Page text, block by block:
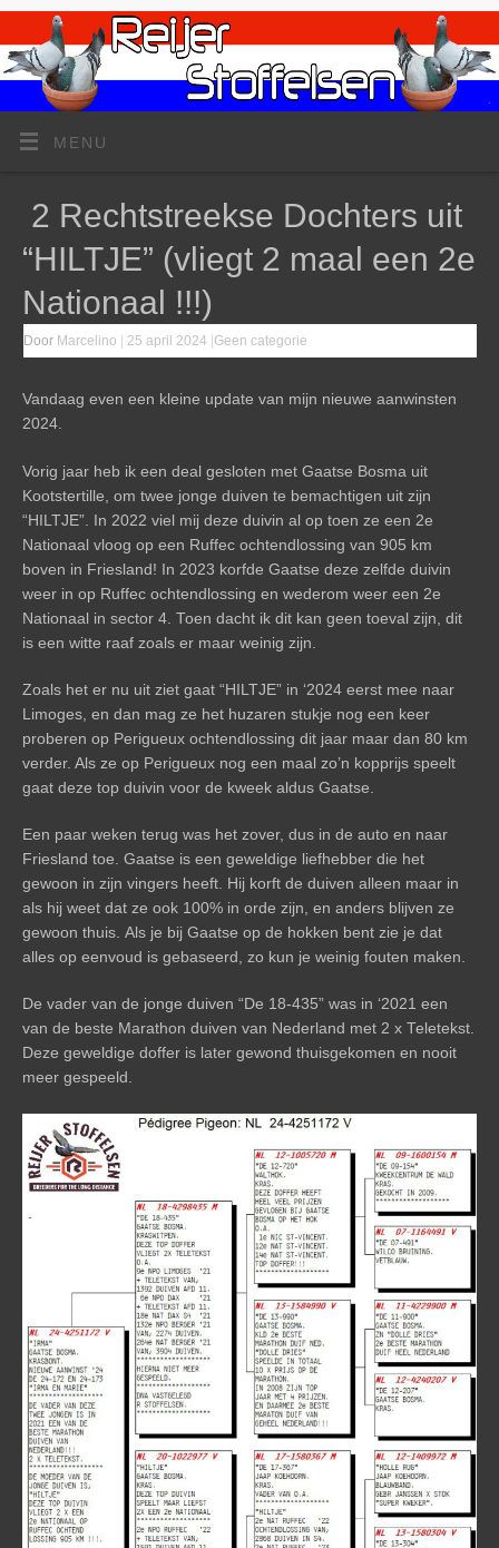
MENU
2 Rechtstreekse Dochters uit
“HILTJE” (vliegt 2 maal een 2e
Nationaal !!!)
Door Marcelino 25 april 2024 Geen categorie
Vandaag even een kleine update van mijn nieuwe aanwinsten
2024.
Vorig jaar heb ik een deal gesloten met Gaatse Bosma uit
Kootstertille, om twee jonge duiven te bemachtigen uit zijn
“HILTJE”. In 2022 viel mij deze duivin al op toen ze een 2e
Nationaal vloog op een Ruffec ochtendlossing van 905 km
boven in Friesland! In 2023 korfde Gaatse deze zelfde duivin
weer in op Ruffec ochtendlossing en wederom weer een 2e
Nationaal in sector 4. Toen dacht ik dit kan geen toeval zijn, dit
is een witte raaf zoals er maar weinig zijn.
Zoals het er nu uit ziet gaat “HILTJE” in ‘2024 eerst mee naar
Limoges, en dan mag ze het huzaren stukje nog een keer
proberen op Perigueux ochtendlossing dit jaar maar dan 80 km
verder. Als ze op Perigueux nog een maal zo’n kopprijs speelt
gaat deze top duivin voor de kweek aldus Gaatse.
Een paar weken terug was het zover, dus in de auto en naar
Friesland toe. Gaatse is een geweldige liefhebber die het
gewoon in zijn vingers heeft. Hij korft de duiven alleen maar in
als hij weet dat ze ook 100% in orde zijn, en anders blijven ze
gewoon thuis. Als je bij Gaatse op de hokken bent zie je dat
alles op eenvoud is gebaseerd, zo kun je weinig fouten maken.
De vader van de jonge duiven “De 18-435” was in ‘2021 een
van de beste Marathon duiven van Nederland met 2 x Teletekst.
Deze geweldige doffer is later gewond thuisgekomen en nooit
meer gespeeld.